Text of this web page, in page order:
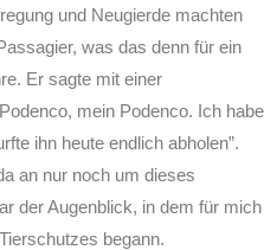
und Neugierde machten
was das denn für ein
Er sagte mit einer
mein Podenco. Ich habe
ihn heute endlich abholen”.
an nur noch um dieses
der Augenblick, in dem für mich
begann.